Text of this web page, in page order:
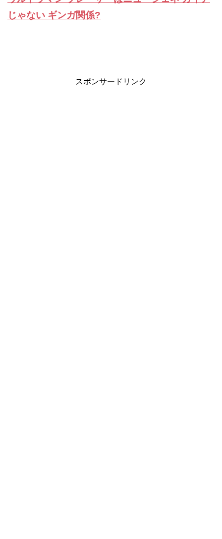
じゃない ギンガ関係?
スポンサードリンク